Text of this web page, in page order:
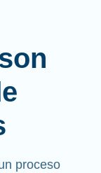
proceso